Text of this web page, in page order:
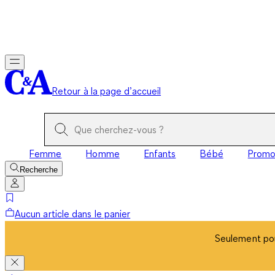
Retour à la page d’accueil
Femme Homme Enfants Bébé Promo
Recherche
Aucun article dans le panier
Seulement